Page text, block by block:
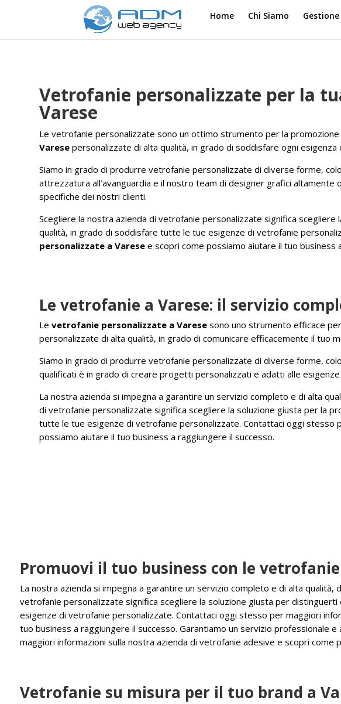
Home Chi Siamo
Vetrofanie personalizzate per la
Varese
Le vetrofanie personalizzate sono un ottimo strumento per la
Varese personalizzate di alta qualità, in grado di soddisfare ogni esigenza
Siamo in grado di produrre vetrofanie personalizzate di diverse forme,
attrezzatura all’avanguardia e il nostro team di designer grafici
specifiche dei nostri clienti.
Scegliere la nostra azienda di vetrofanie personalizzate significa
qualità, in grado di soddisfare tutte le tue esigenze di vetrofanie
personalizzate a Varesee scopri come possiamo aiutare il tuo business
Le vetrofanie a Varese: il servizio
Levetrofanie personalizzate a Varesesono uno strumento efficace
personalizzate di alta qualità, in grado di comunicare efficacemente il tuo
Siamo in grado di produrre vetrofanie personalizzate di diverse forme,
qualificati è in grado di creare progetti personalizzati e adatti alle
La nostra azienda si impegna a garantire un servizio completo e di alta
di vetrofanie personalizzate significa scegliere la soluzione giusta per la
tutte le tue esigenze di vetrofanie personalizzate. Contattaci oggi stesso
possiamo aiutare il tuo business a raggiungere il successo.
Promuovi il tuo business con le
La nostra azienda si impegna a garantire un servizio completo e di alta
vetrofanie personalizzate significa scegliere la soluzione giusta per
esigenze di vetrofanie personalizzate. Contattaci oggi stesso per maggiori
tuo business a raggiungere il successo. Garantiamo un servizio
maggiori informazioni sulla nostra azienda di vetrofanie adesive e scopri come
Vetrofanie su misura per il tuo brand a